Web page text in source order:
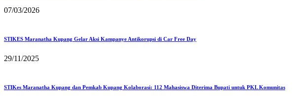
07/03/2026
STIKES Maranatha Kupang Gelar Aksi Kampanye Antikorupsi di Car Free Day
29/11/2025
STIKes Maranatha Kupang dan Pemkab Kupang Kolaborasi: 112 Mahasiswa Diterima Bupati untuk PKL Komunitas